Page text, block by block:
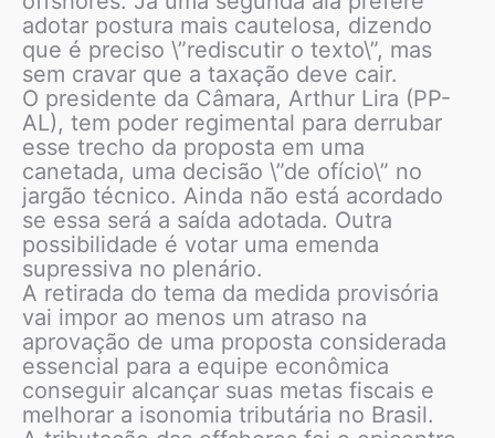
adotar postura mais cautelosa, dizendo
que é preciso \”rediscutir o texto\”, mas
sem cravar que a taxação deve cair.
O presidente da Câmara, Arthur Lira (PP-
AL), tem poder regimental para derrubar
esse trecho da proposta em uma
canetada, uma decisão \”de ofício\” no
jargão técnico. Ainda não está acordado
se essa será a saída adotada. Outra
possibilidade é votar uma emenda
supressiva no plenário.
A retirada do tema da medida provisória
vai impor ao menos um atraso na
aprovação de uma proposta considerada
essencial para a equipe econômica
conseguir alcançar suas metas fiscais e
melhorar a isonomia tributária no Brasil.